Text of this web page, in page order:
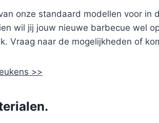
onze standaard modellen voor in
wil jij jouw nieuwe barbecue wel
Vraag naar de mogelijkheden of
>>